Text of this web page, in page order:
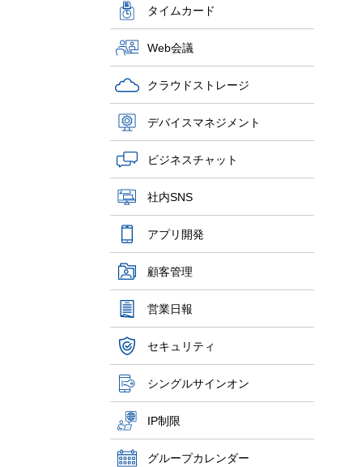
タイムカード
Web会議
クラウドストレージ
デバイスマネジメント
ビジネスチャット
社内SNS
アプリ開発
顧客管理
営業日報
セキュリティ
シングルサインオン
IP制限
グループカレンダー